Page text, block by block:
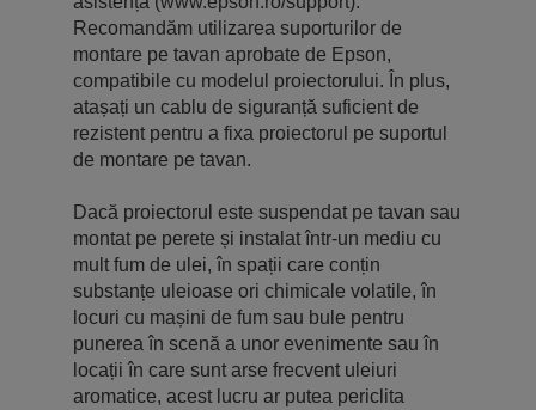
Recomandăm utilizarea suporturilor de
montare pe tavan aprobate de Epson,
compatibile cu modelul proiectorului. În plus,
atașați un cablu de siguranță suficient de
rezistent pentru a fixa proiectorul pe suportul
de montare pe tavan.
Dacă proiectorul este suspendat pe tavan sau
montat pe perete și instalat într-un mediu cu
mult fum de ulei, în spații care conțin
substanțe uleioase ori chimicale volatile, în
locuri cu mașini de fum sau bule pentru
punerea în scenă a unor evenimente sau în
locații în care sunt arse frecvent uleiuri
aromatice, acest lucru ar putea periclita